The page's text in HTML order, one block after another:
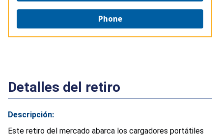
Phone
Detalles del retiro
Descripción:
Este retiro del mercado abarca los cargadores portátiles